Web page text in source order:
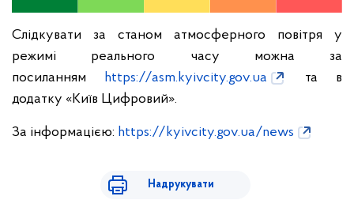
Слідкувати за станом атмосферного повітря у
режимі реального часу можна за
посиланням https://asm.kyivcity.gov.ua
та в
додатку «Київ Цифровий».
За інформацією: https://kyivcity.gov.ua/news
Надрукувати